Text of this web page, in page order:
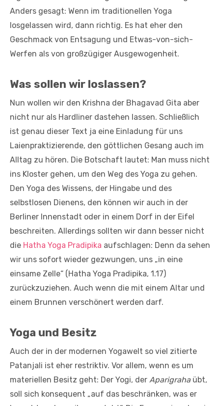
Anders gesagt: Wenn im traditionellen Yoga
losgelassen wird, dann richtig. Es hat eher den
Geschmack von Entsagung und Etwas-von-sich-
Werfen als von großzügiger Ausgewogenheit.
Was sollen wir loslassen?
Nun wollen wir den Krishna der Bhagavad Gita aber
nicht nur als Hardliner dastehen lassen. Schließlich
ist genau dieser Text ja eine Einladung für uns
Laienpraktizierende, den göttlichen Gesang auch im
Alltag zu hören. Die Botschaft lautet: Man muss nicht
ins Kloster gehen, um den Weg des Yoga zu gehen.
Den Yoga des Wissens, der Hingabe und des
selbstlosen Dienens, den können wir auch in der
Berliner Innenstadt oder in einem Dorf in der Eifel
beschreiten. Allerdings sollten wir dann besser nicht
die Hatha Yoga Pradipika aufschlagen: Denn da sehen
wir uns sofort wieder gezwungen, uns „in eine
einsame Zelle“ (Hatha Yoga Pradipika, 1.17)
zurückzuziehen. Auch wenn die mit einem Altar und
einem Brunnen verschönert werden darf.
Yoga und Besitz
Auch der in der modernen Yogawelt so viel zitierte
Patanjali ist eher restriktiv. Vor allem, wenn es um
materiellen Besitz geht: Der Yogi, der Aparigrahaübt,
soll sich konsequent „auf das beschränken, was er